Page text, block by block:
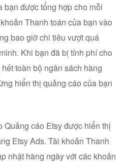
bạn được tổng hợp cho mỗi
Thanh toán của bạn vào
bao giờ chi tiêu vượt quá
Khi bạn đã bị tính phí cho
toàn bộ ngân sách hàng
hiển thị quảng cáo của bạn
Quảng cáo Etsy được hiển thị
Etsy Ads. Tài khoản Thanh
nhật hàng ngày với các khoản